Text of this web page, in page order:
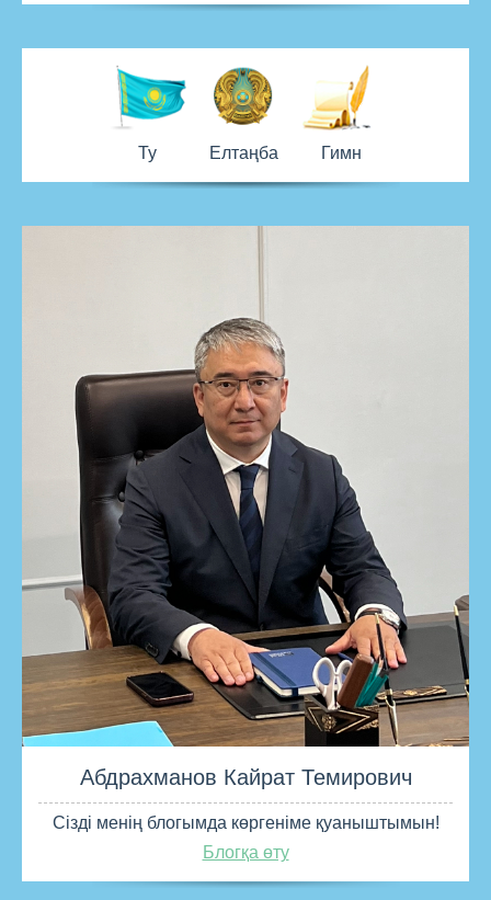
Ту Елтаңба Гимн
Абдрахманов Кайрат Темирович
Сізді менің блогымда көргеніме қуаныштымын!
Блогқа өту